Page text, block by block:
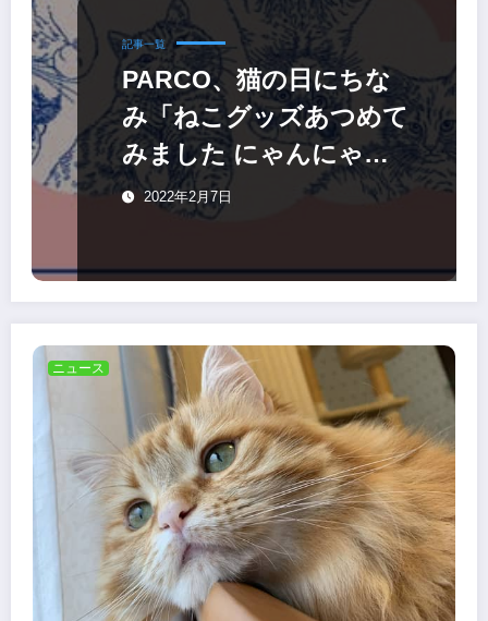
記事一覧
PARCO、猫の日にちな
み「ねこグッズあつめて
みました にゃんにゃん
にゃん」開催
2022年2月7日
ニュース